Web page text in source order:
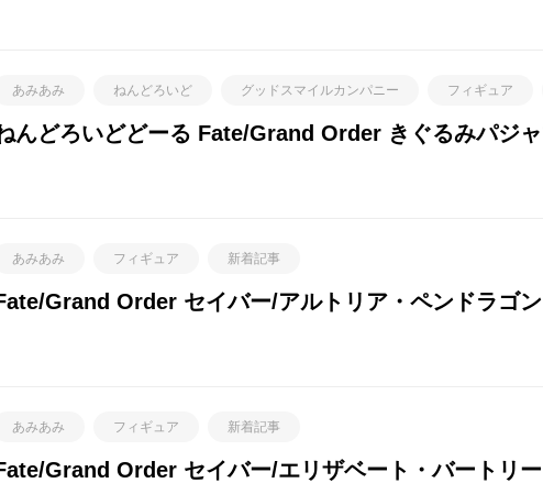
あみあみ ねんどろいど グッドスマイルカンパニー フィギュア
んどろいどどーる Fate/Grand Order きぐるみパジ
あみあみ フィギュア 新着記事
Grand Order セイバー/アルトリア・ペンドラゴ
あみあみ フィギュア 新着記事
Grand Order セイバー/エリザベート・バートリ